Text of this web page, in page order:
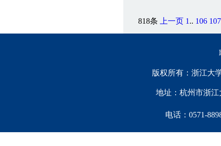
818条 上一页 1 .. 106 107
版权所有：浙江大
地址：杭州市浙江
电话：0571-